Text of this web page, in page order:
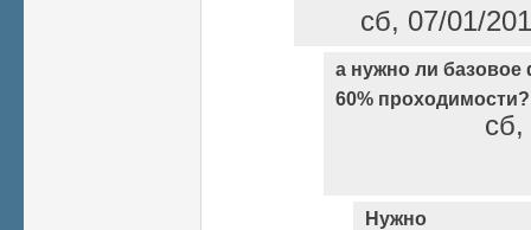
сб, 07/01/
а нужно ли
60% проходимости?
Нужно